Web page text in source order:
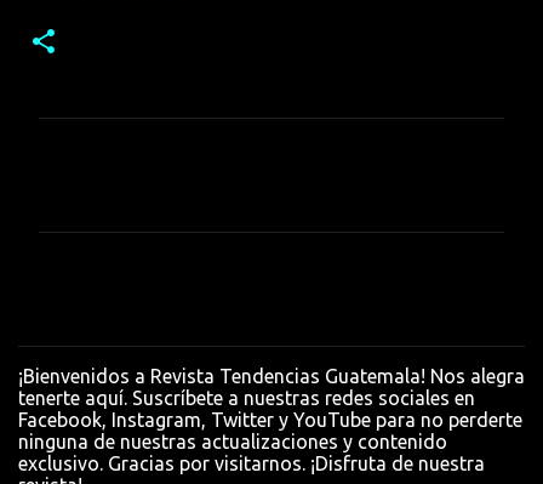
r
i
o
¡Bienvenidos a Revista Tendencias Guatemala! Nos alegra
tenerte aquí. Suscríbete a nuestras redes sociales en
Facebook, Instagram, Twitter y YouTube para no perderte
ninguna de nuestras actualizaciones y contenido
exclusivo. Gracias por visitarnos. ¡Disfruta de nuestra